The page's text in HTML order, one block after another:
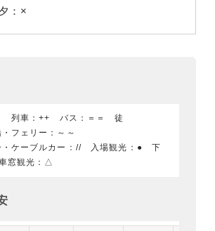
：×
列車：++ バス：＝＝ 徒
フェリー：～～
・ケーブルカー：// 入場観光：● 下
窓観光：△